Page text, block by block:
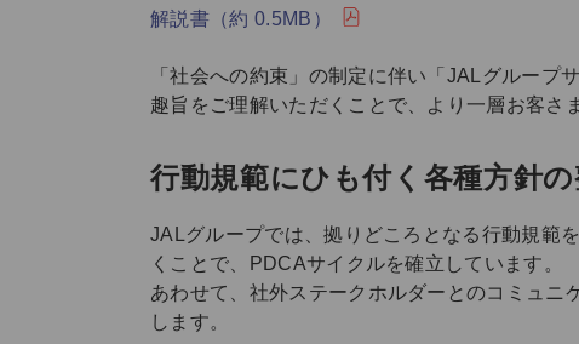
解説書（約 0.5MB）
「社会への約束」の制定に伴い「JALグルー
趣旨をご理解いただくことで、より一層お客
行動規範にひも付く各種方針
JALグループでは、拠りどころとなる行動規範
くことで、PDCAサイクルを確立しています。
あわせて、社外ステークホルダーとのコミュ
します。